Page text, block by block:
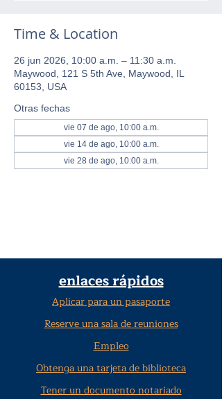
Time & Location
26 jun 2026, 10:00 a.m. – 11:30 a.m.
Maywood, 121 S 5th Ave, Maywood, IL
60153, USA
Otras fechas
vie 07 de ago, 10:00 a.m.
vie 14 de ago, 10:00 a.m.
vie 28 de ago, 10:00 a.m.
enlaces rápidos
Aplicar para un pasaporte
Reserve una sala de reuniones
Empleo
Obtenga una tarjeta de biblioteca
Tener un documento notariado